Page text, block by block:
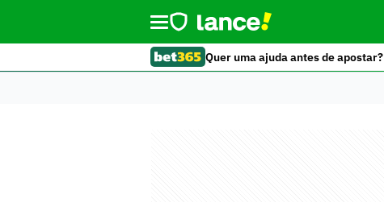
Quer uma ajuda antes de apostar?